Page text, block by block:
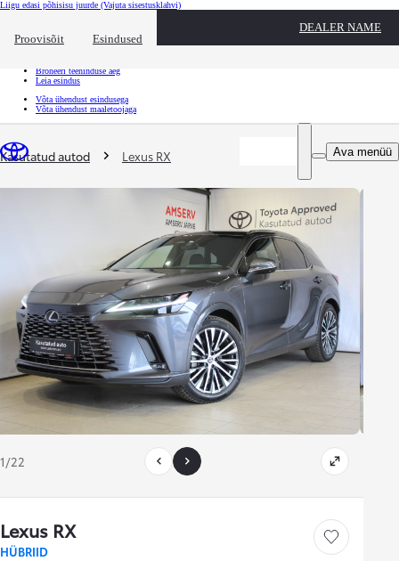
Liigu edasi põhisisu juurde (Vajuta sisestusklahvi)
Proovisõit Esindused
DEALER NAME
Kiirtee Klõpsa kiirtee ülekatte sulgemiseks
Broneeri teeninduse aeg
Leia esindus
Võta ühendust esindusega
Võta ühendust maaletoojaga
Ava menüü
Sina oled siin
Kasutatud autod Lexus RX
1/22
Lexus RX
HÜBRIID
Salvesta